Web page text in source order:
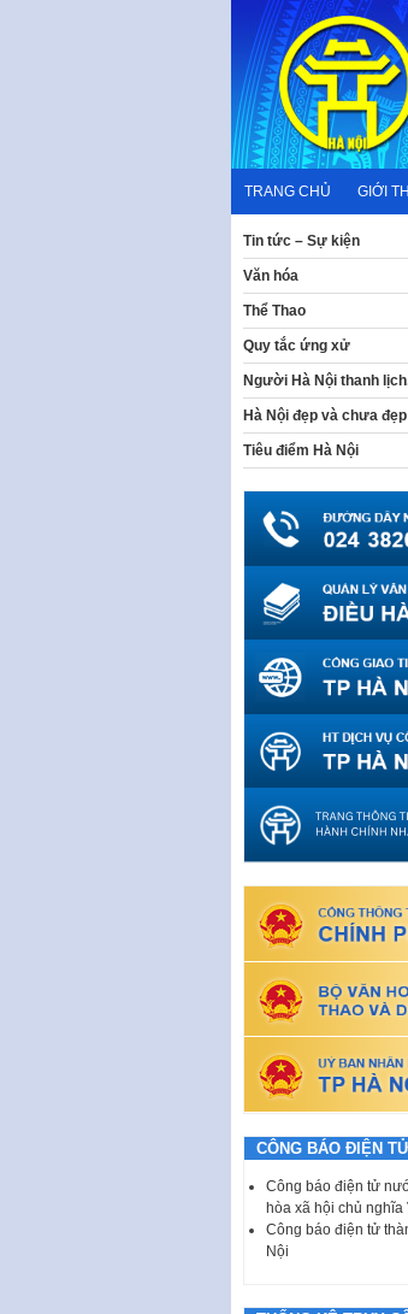
content
TRANG CHỦ GIỚI
Tin tức – Sự kiện
Văn hóa
Thể Thao
Quy tắc ứng xử
Người Hà Nội thanh
Hà Nội đẹp và chưa đẹp
Tiêu điểm Hà Nội
CÔNG BÁO ĐIỆN
Công báo điện tử
hòa xã hội chủ nghĩa
Công báo điện tử
Nội